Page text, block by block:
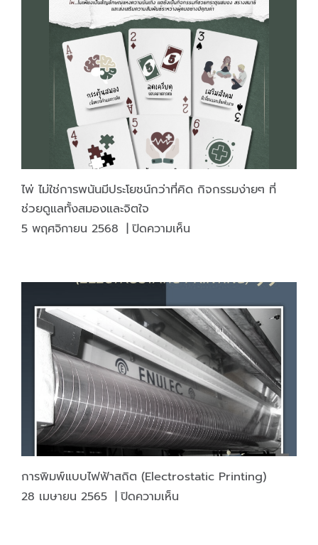
สรรพ
สามิต
ไม่
ผลิต
แค่
ไพ่ป๊อก
ธรรมดา
แต่
ยัง
ไพ่
ประเภท
น่า
สนใจ
มา
ทำความ
รู้จัก
กัน
เลย♦️
ไพ่ ไม่ใช่การพนันมีประโยชน์กว่าที่คิด กิจกรรมง่ายๆ ที่
ช่วยดูแลทั้งสมองและจิตใจ
5 พฤศจิกายน 2568 | ปิดความเห็นบน
การ
มี
ประโยชน์
กว่า
ที่
คิด
กิจกรรม
ง่ายๆ
ที่
ช่วย
ทั้ง
การพิมพ์แบบไฟฟ้าสถิต (Electrostatic Printing)
28 เมษายน 2565 | ปิดความเห็นบน